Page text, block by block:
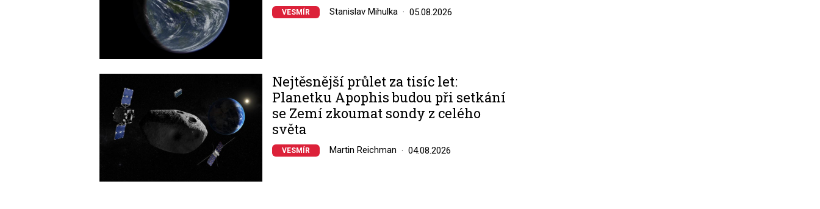
VESMÍR Stanislav Mihulka 05.08.2026
Nejtěsnější průlet za tisíc let:
Planetku Apophis budou při setkání
se Zemí zkoumat sondy z celého
světa
VESMÍR Martin Reichman 04.08.2026